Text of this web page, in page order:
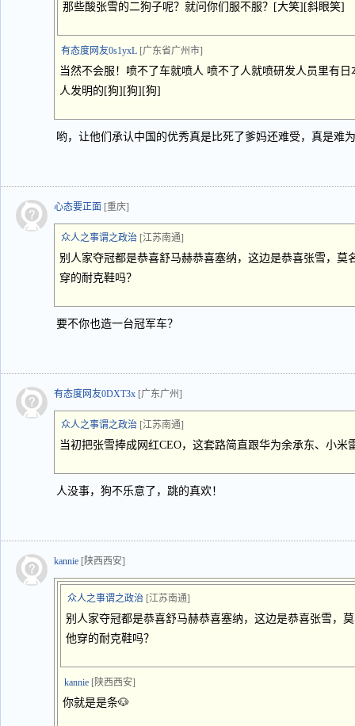
那些酸张雪的二狗子呢？就问你们服不服？[大笑][斜眼笑]
有态度网友0s1yxL [广东省广州市]
当然不会服！喷不了车就喷人 喷不了人就喷研发人员里有
人发明的[狗][狗][狗]
哟，让他们承认中国的优秀真是比死了爹妈还难受，真是难
心态要正面 [重庆]
众人之事谓之政治 [江苏南通]
别人家夺冠都是恭喜舒马赫恭喜塞纳，这边是恭喜张雪，莫
穿的耐克鞋吗？
要不你也造一台冠军车？
有态度网友0DXT3x [广东广州]
众人之事谓之政治 [江苏南通]
当初把张雪捧成网红CEO，这套路简直跟华为余承东、小米
人没事，狗不乐意了，跳的真欢！
kannie [陕西西安]
众人之事谓之政治 [江苏南通]
别人家夺冠都是恭喜舒马赫恭喜塞纳，这边是恭喜张雪，
他穿的耐克鞋吗？
kannie [陕西西安]
你就是是条🐶